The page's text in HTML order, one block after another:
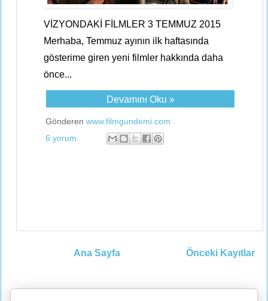
VİZYONDAKİ FİLMLER 3 TEMMUZ 2015
Merhaba, Temmuz ayının ilk haftasında
gösterime giren yeni filmler hakkında daha
önce...
Devamını Oku »
Gönderen www.filmgundemi.com
6 yorum:
Önceki Kayıtlar
Ana Sayfa